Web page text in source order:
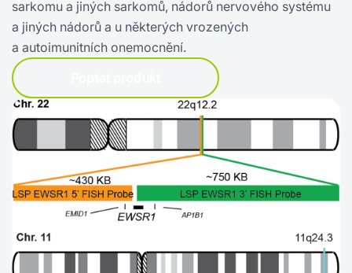
sarkomu a jiných sarkomů, nádorů nervového systému
a jiných nádorů a u některých vrozených
a autoimunitních onemocnění.